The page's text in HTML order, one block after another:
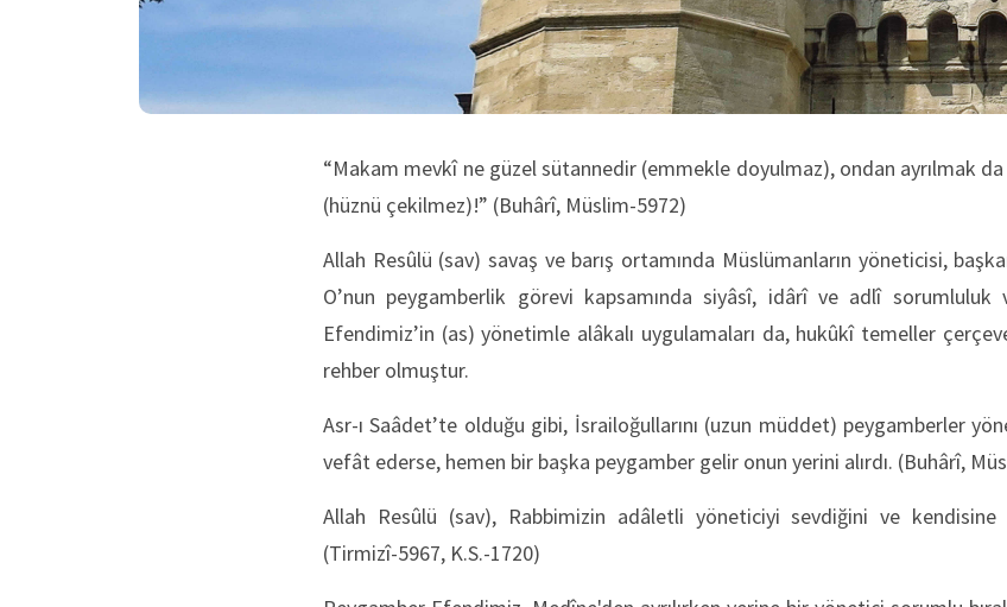
“Makam mevkî ne güzel sütannedir (emmekle doyulmaz), ondan ayrılmak
(hüznü çekilmez)!” (Buhârî, Müslim-5972)
Allah Resûlü (sav) savaş ve barış ortamında Müslümanların yöneticisi,
O’nun peygamberlik görevi kapsamında siyâsî, idârî ve adlî sorumluluk
Efendimiz’in (as) yönetimle alâkalı uygulamaları da, hukûkî temeller
rehber olmuştur.
Asr-ı Saâdet’te olduğu gibi, İsrailoğullarını (uzun müddet) peygamberler
vefât ederse, hemen bir başka peygamber gelir onun yerini alırdı. (Buhârî,
Allah Resûlü (sav), Rabbimizin adâletli yöneticiyi sevdiğini ve kendisine
(Tirmizî-5967, K.S.-1720)